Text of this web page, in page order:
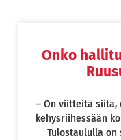
Onko
– On viitteitä siitä,
kehysriihessään
Tulostaululla on